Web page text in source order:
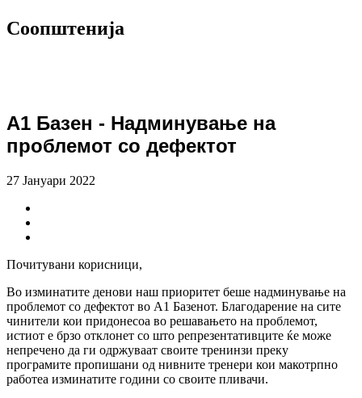
Соопштенија
А1 Базен - Надминување на
проблемот со дефектот
27 Јануари 2022
Почитувани корисници,
Во изминатите денови наш приоритет беше надминување на
проблемот со дефектот во А1 Базенот. Благодарение на сите
чинители кои придонесоа во решавањето на проблемот,
истиот е брзо отклонет со што репрезентативците ќе може
непречено да ги одржуваат своите тренинзи преку
програмите пропишани од нивните тренери кои макотрпно
работеа изминатите години со своите пливачи.